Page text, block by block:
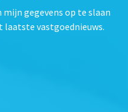
gegevens op te slaan
vastgoednieuws.